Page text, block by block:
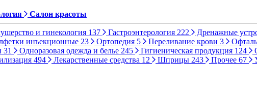
Салон красоты
и гинекология 137 Гастроэнтерология 222 Дренажные
инъекционные 23 Ортопедия 5 Переливание крови 3
31 Одноразовая одежда и белье 245 Гигиеническая продукция 124
494 Лекарственные средства 12 Шприцы 243 Прочее 67